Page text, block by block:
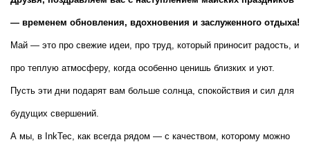
— временем обновления, вдохновения и заслуженного отдыха!
Май — это про свежие идеи, про труд, который приносит радость, и
про теплую атмосферу, когда особенно ценишь близких и уют.
Пусть эти дни подарят вам больше солнца, спокойствия и сил для
будущих свершений.
А мы, в InkTec, как всегда рядом — с качеством, которому можно